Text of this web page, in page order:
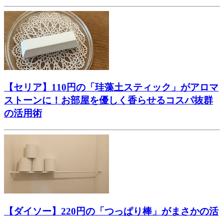
【セリア】110円の「珪藻土スティック」がアロマ
ストーンに！お部屋を優しく香らせるコスパ抜群
の活用術
【ダイソー】220円の「つっぱり棒」がまさかの活